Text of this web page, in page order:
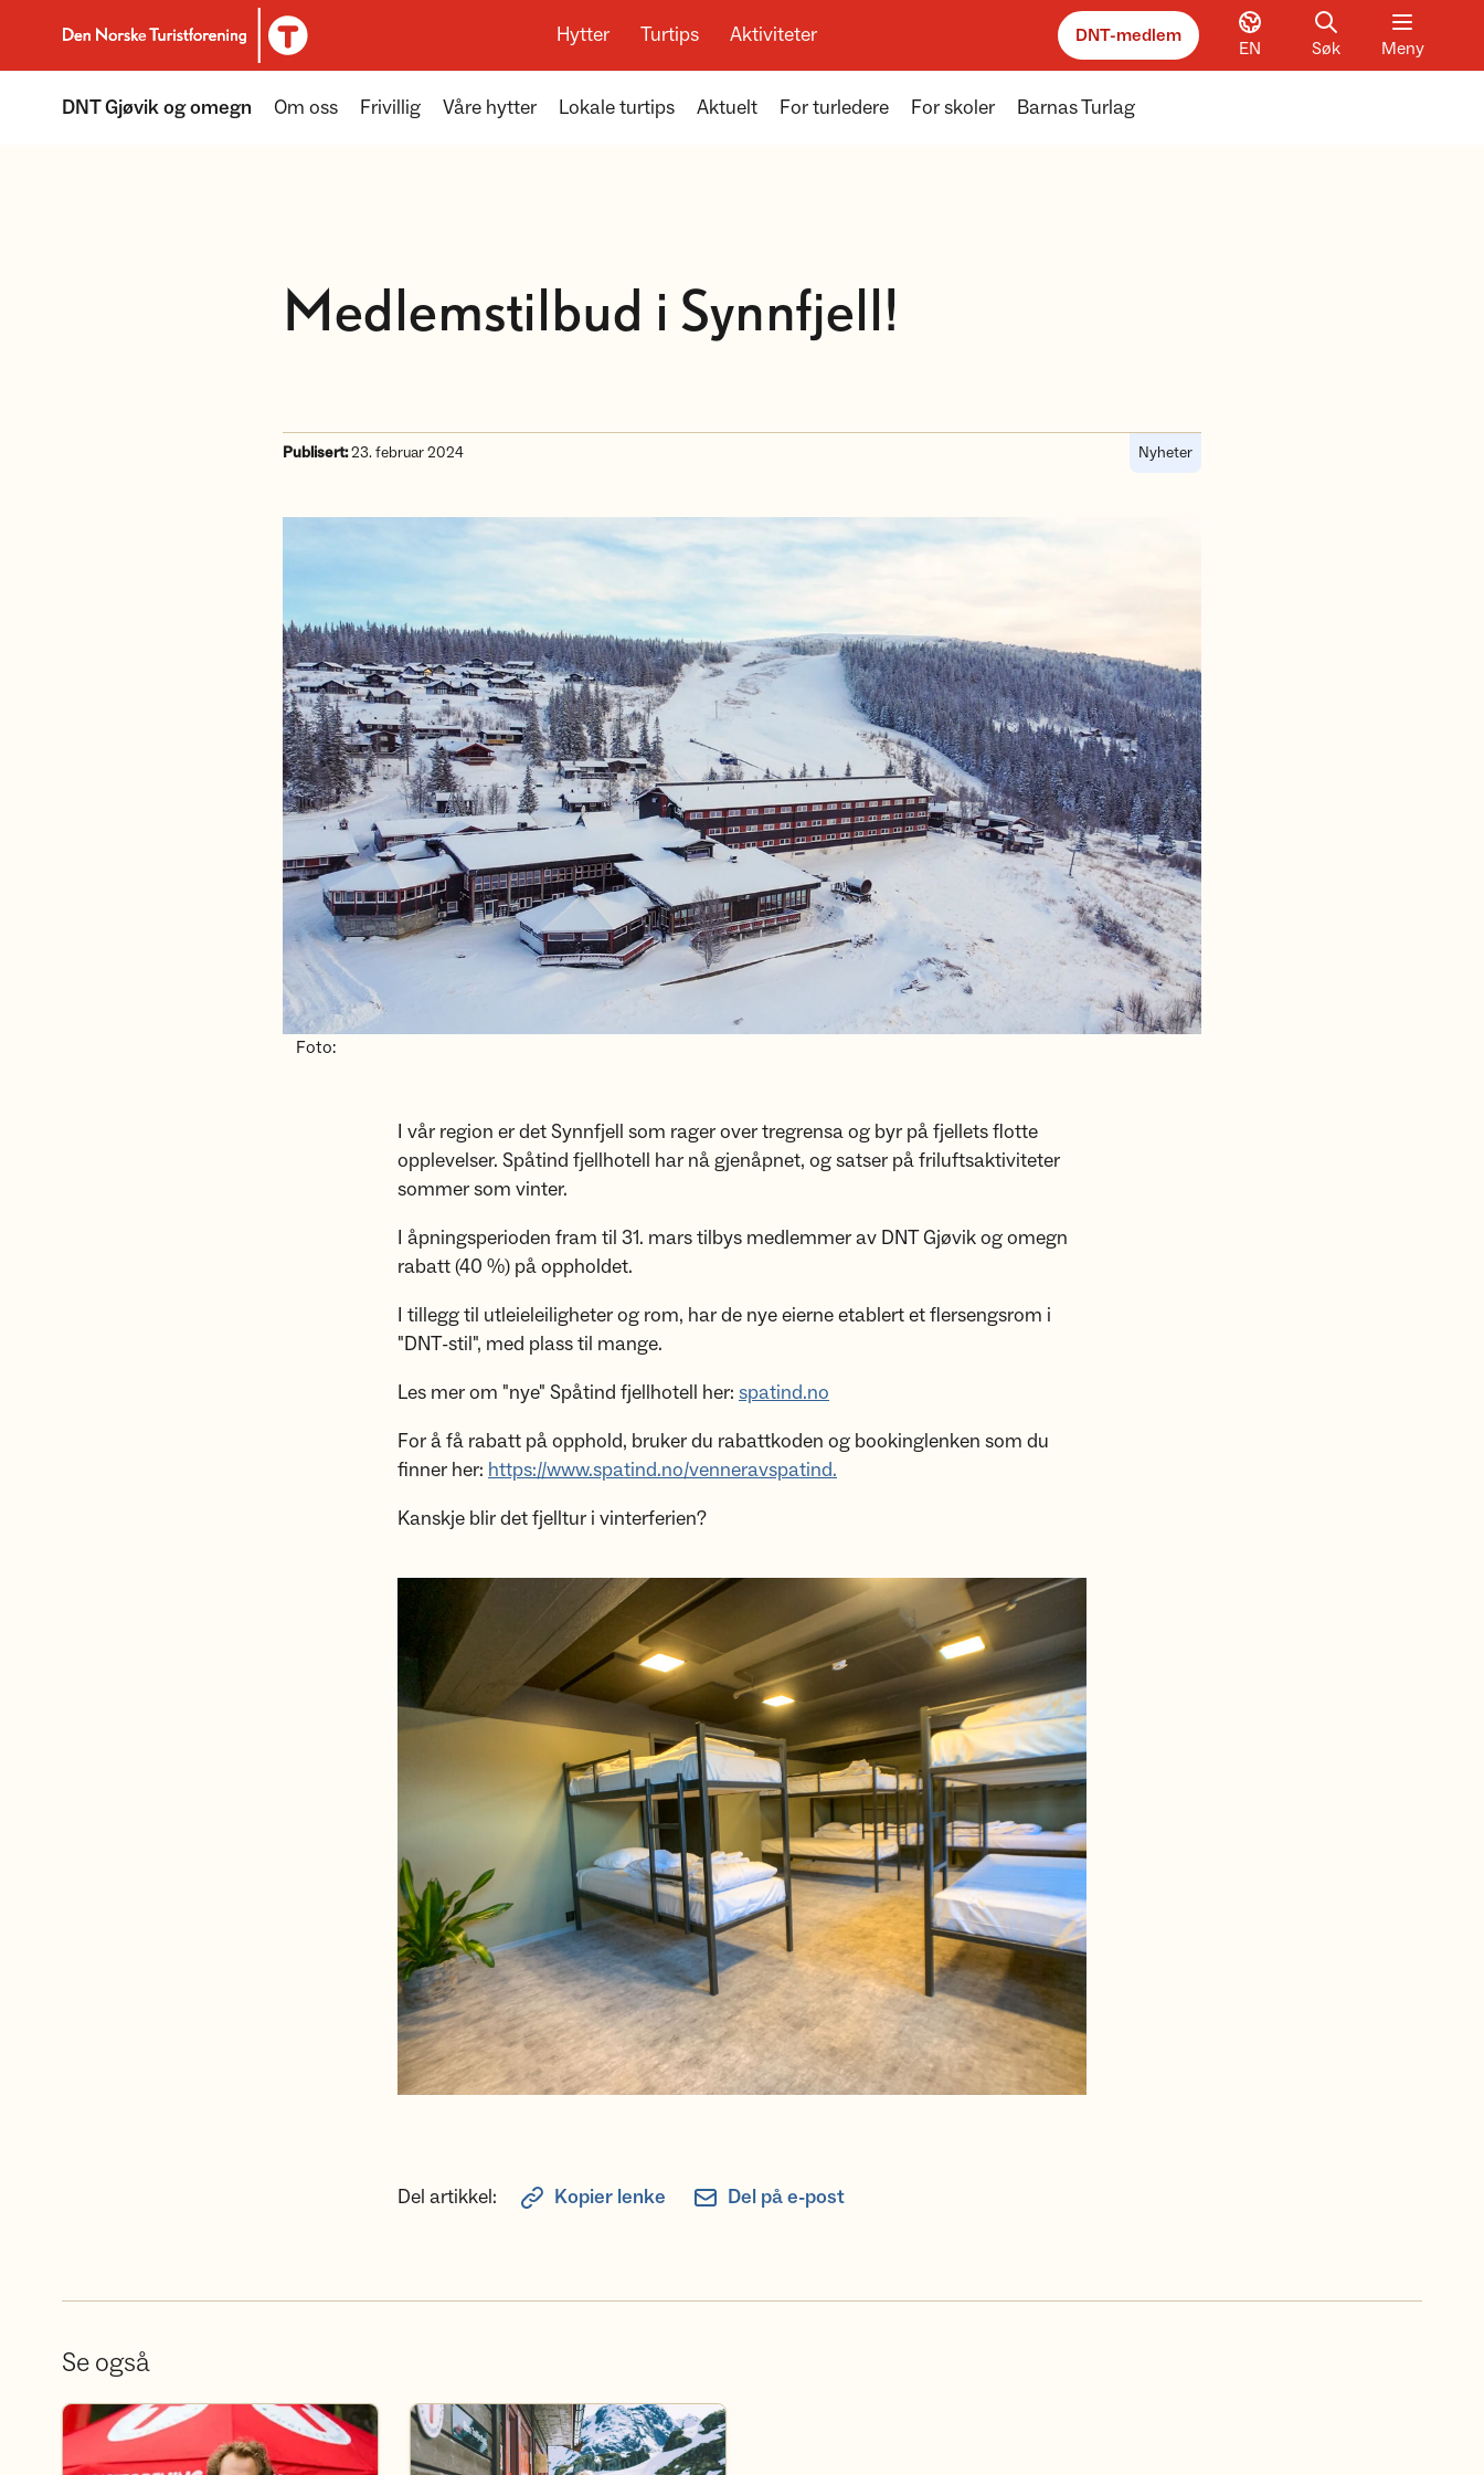
Til DNT.no forside
Hytter Turtips Aktiviteter DNT-medlem
EN Søk Meny
DNT Gjøvik og omegn Om oss Frivillig Våre hytter Lokale turtips Aktuelt For turledere For skoler Barnas Turlag
Medlemstilbud i Synnfjell!
Publisert:23. februar 2024 Nyheter
Foto:
I vår region er det Synnfjell som rager over tregrensa og byr på fjellets flotte
opplevelser. Spåtind fjellhotell har nå gjenåpnet, og satser på friluftsaktiviteter
sommer som vinter.
I åpningsperioden fram til 31. mars tilbys medlemmer av DNT Gjøvik og omegn
rabatt (40 %) på oppholdet.
I tillegg til utleieleiligheter og rom, har de nye eierne etablert et flersengsrom i
"DNT-stil", med plass til mange.
Les mer om "nye" Spåtind fjellhotell her: spatind.no
For å få rabatt på opphold, bruker du rabattkoden og bookinglenken som du
finner her: https://www.spatind.no/venneravspatind.
Kanskje blir det fjelltur i vinterferien?
Del artikkel: Kopier lenke Del på e-post
Se også
Bli frivillig Bli medlem